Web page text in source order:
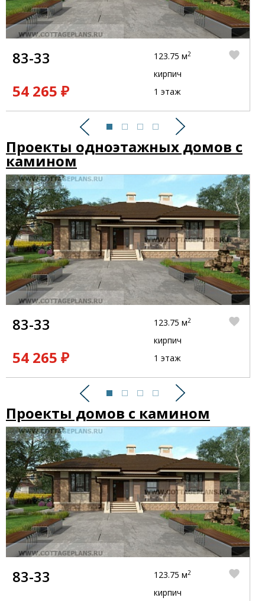
Предыдущий Следующий
83-33
54 265 ₽
123.75 м2
кирпич
1 этаж
Проекты одноэтажных домов с
камином
Предыдущий Следующий
83-33
54 265 ₽
123.75 м2
кирпич
1 этаж
Проекты домов с камином
83-33
123.75 м2
кирпич